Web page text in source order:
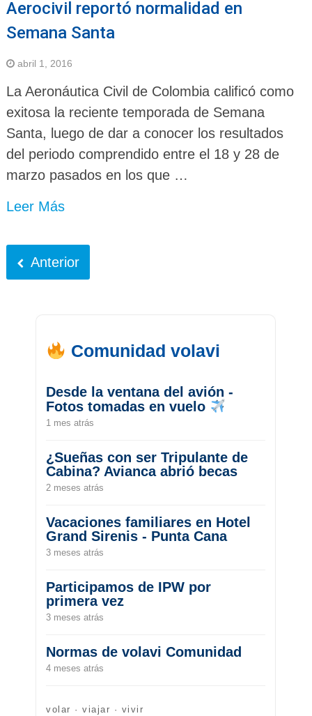
Aerocivil reportó normalidad en
Semana Santa
abril 1, 2016
La Aeronáutica Civil de Colombia calificó como
exitosa la reciente temporada de Semana
Santa, luego de dar a conocer los resultados
del periodo comprendido entre el 18 y 28 de
marzo pasados en los que …
Leer Más
Anterior
Comunidad volavi
Desde la ventana del avión -
Fotos tomadas en vuelo
1 mes atrás
¿Sueñas con ser Tripulante de
Cabina? Avianca abrió becas
2 meses atrás
Vacaciones familiares en Hotel
Grand Sirenis - Punta Cana
3 meses atrás
Participamos de IPW por
primera vez
3 meses atrás
Normas de volavi Comunidad
4 meses atrás
volar · viajar · vivir